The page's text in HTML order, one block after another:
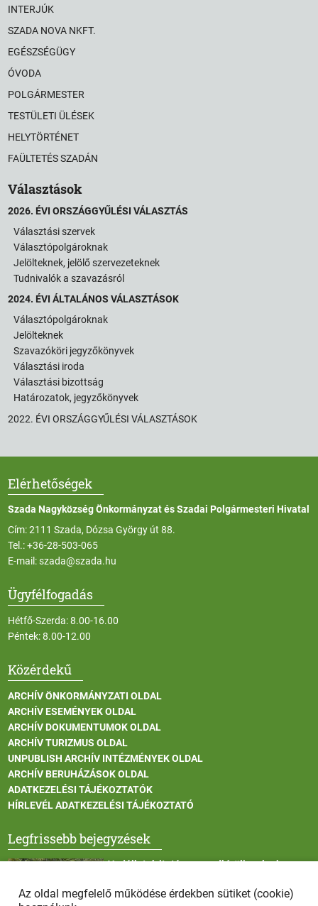
INTERJÚK
SZADA NOVA NKFT.
EGÉSZSÉGÜGY
ÓVODA
POLGÁRMESTER
TESTÜLETI ÜLÉSEK
HELYTÖRTÉNET
FAÜLTETÉS SZADÁN
Választások
2026. ÉVI ORSZÁGGYŰLÉSI VÁLASZTÁS
Választási szervek
Választópolgároknak
Jelölteknek, jelölő szervezeteknek
Tudnivalók a szavazásról
2024. ÉVI ÁLTALÁNOS VÁLASZTÁSOK
Választópolgároknak
Jelölteknek
Szavazóköri jegyzőkönyvek
Választási iroda
Választási bizottság
Határozatok, jegyzőkönyvek
2022. ÉVI ORSZÁGGYŰLÉSI VÁLASZTÁSOK
Elérhetőségek
Szada Nagyközség Önkormányzat és Szadai Polgármesteri Hivatal
Cím: 2111 Szada, Dózsa György út 88.
Tel.:+36-28-503-065
E-mail:szada@szada.hu
Ügyfélfogadás
Hétfő-Szerda: 8.00-16.00
Péntek: 8.00-12.00
Közérdekű
ARCHÍV ÖNKORMÁNYZATI OLDAL
ARCHÍV ESEMÉNYEK OLDAL
ARCHÍV DOKUMENTUMOK OLDAL
ARCHÍV TURIZMUS OLDAL
UNPUBLISH ARCHÍV INTÉZMÉNYEK OLDAL
ARCHÍV BERUHÁZÁSOK OLDAL
ADATKEZELÉSI TÁJÉKOZTATÓK
HÍRLEVÉL ADATKEZELÉSI TÁJÉKOZTATÓ
Legfrissebb bejegyzések
Vadállatok itatása a rendkívüli melegben
Az oldal megfelelő működése érdekben sütiket (cookie)